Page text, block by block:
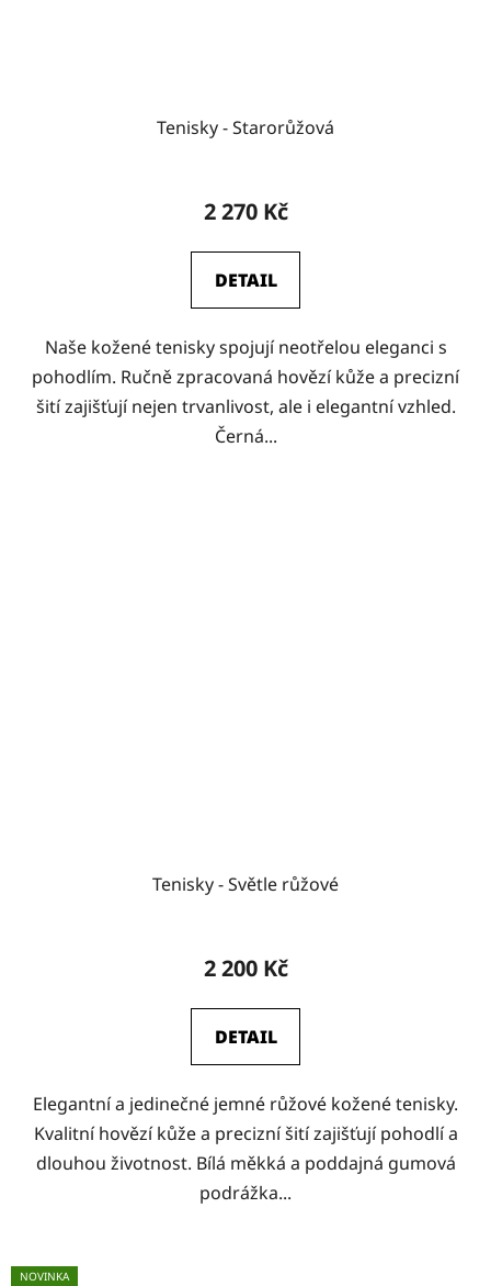
Tenisky - Starorůžová
2 270 Kč
DETAIL
Naše kožené tenisky spojují neotřelou eleganci s
pohodlím. Ručně zpracovaná hovězí kůže a precizní
šití zajišťují nejen trvanlivost, ale i elegantní vzhled.
Černá...
Tenisky - Světle růžové
2 200 Kč
DETAIL
Elegantní a jedinečné jemné růžové kožené tenisky.
Kvalitní hovězí kůže a precizní šití zajišťují pohodlí a
dlouhou životnost. Bílá měkká a poddajná gumová
podrážka...
NOVINKA